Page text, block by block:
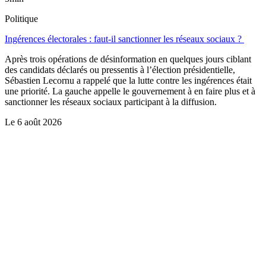
Politique
Ingérences électorales : faut-il sanctionner les réseaux sociaux ?
Après trois opérations de désinformation en quelques jours ciblant
des candidats déclarés ou pressentis à l’élection présidentielle,
Sébastien Lecornu a rappelé que la lutte contre les ingérences était
une priorité. La gauche appelle le gouvernement à en faire plus et à
sanctionner les réseaux sociaux participant à la diffusion.
Le 6 août 2026